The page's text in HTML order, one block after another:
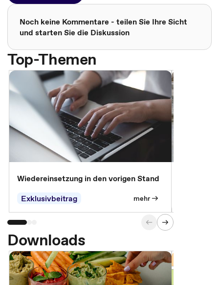
Noch keine Kommentare - teilen Sie Ihre Sicht
und starten Sie die Diskussion
Top-Themen
Wiedereinsetzung in den vorigen Stand
Exklusivbeitrag
mehr
Downloads